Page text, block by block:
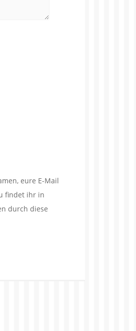
eure E-Mail
findet ihr in
durch diese